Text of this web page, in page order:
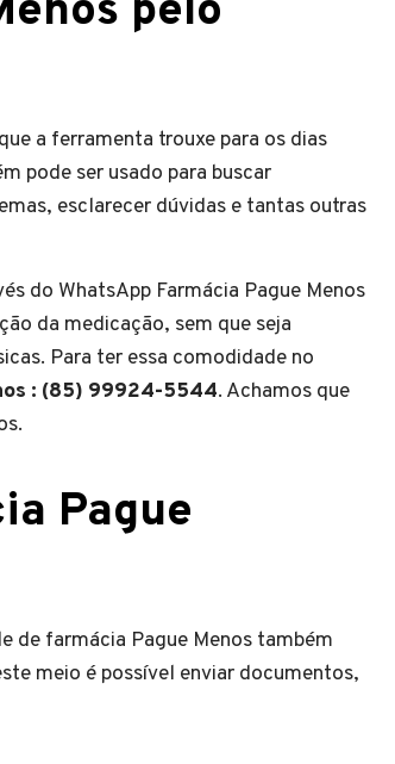
pelo
a ferramenta trouxe para os dias
pode ser usado para buscar
esclarecer dúvidas e tantas outras
do WhatsApp Farmácia Pague Menos
da medicação, sem que seja
Para ter essa comodidade no
: (85) 99924-5544. Achamos que
Pague
de farmácia Pague Menos também
meio é possível enviar documentos,